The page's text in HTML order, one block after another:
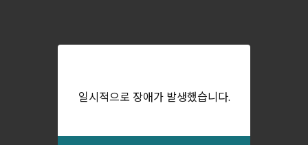
일시적으로 장애가 발생했습니다.